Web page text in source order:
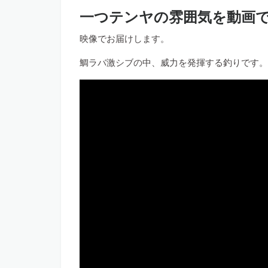
一つテンヤの雰囲気を動画
映像でお届けします。
鯛ラバ激シブの中、威力を発揮する釣りです。